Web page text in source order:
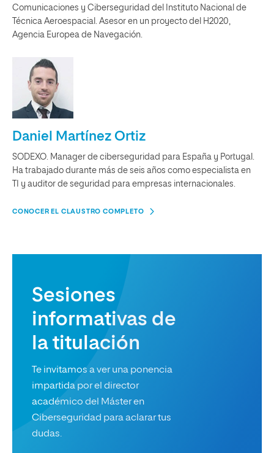
Comunicaciones y Ciberseguridad del Instituto Nacional de
Técnica Aeroespacial. Asesor en un proyecto del H2020,
Agencia Europea de Navegación.
Daniel Martínez Ortiz
SODEXO. Manager de ciberseguridad para España y Portugal.
Ha trabajado durante más de seis años como especialista en
TI y auditor de seguridad para empresas internacionales.
CONOCER EL CLAUSTRO COMPLETO
Sesiones
informativas de
la titulación
Te invitamos a ver una ponencia
impartida por el director
académico del Máster en
Ciberseguridad para aclarar tus
dudas.